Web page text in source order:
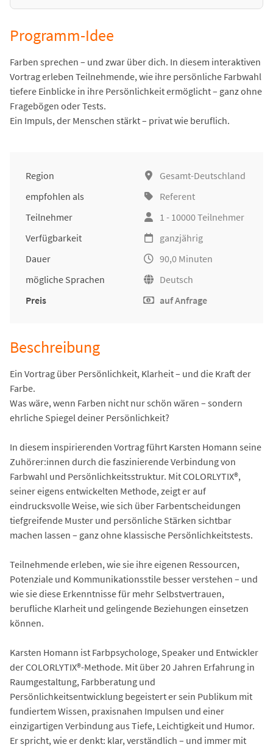
Programm-Idee
Farben sprechen – und zwar über dich. In diesem interaktiven
Vortrag erleben Teilnehmende, wie ihre persönliche Farbwahl
tiefere Einblicke in ihre Persönlichkeit ermöglicht – ganz ohne
Fragebögen oder Tests.
Ein Impuls, der Menschen stärkt – privat wie beruflich.
Region
Gesamt-Deutschland
empfohlen als
Referent
Teilnehmer
1 - 10000 Teilnehmer
Verfügbarkeit
ganzjährig
Dauer
90,0 Minuten
mögliche Sprachen
Deutsch
Preis
auf Anfrage
Beschreibung
Ein Vortrag über Persönlichkeit, Klarheit – und die Kraft der
Farbe.
Was wäre, wenn Farben nicht nur schön wären – sondern
ehrliche Spiegel deiner Persönlichkeit?
In diesem inspirierenden Vortrag führt Karsten Homann seine
Zuhörer:innen durch die faszinierende Verbindung von
Farbwahl und Persönlichkeitsstruktur. Mit COLORLYTIX®,
seiner eigens entwickelten Methode, zeigt er auf
eindrucksvolle Weise, wie sich über Farbentscheidungen
tiefgreifende Muster und persönliche Stärken sichtbar
machen lassen – ganz ohne klassische Persönlichkeitstests.
Teilnehmende erleben, wie sie ihre eigenen Ressourcen,
Potenziale und Kommunikationsstile besser verstehen – und
wie sie diese Erkenntnisse für mehr Selbstvertrauen,
berufliche Klarheit und gelingende Beziehungen einsetzen
können.
Karsten Homann ist Farbpsychologe, Speaker und Entwickler
der COLORLYTIX®-Methode. Mit über 20 Jahren Erfahrung in
Raumgestaltung, Farbberatung und
Persönlichkeitsentwicklung begeistert er sein Publikum mit
fundiertem Wissen, praxisnahen Impulsen und einer
einzigartigen Verbindung aus Tiefe, Leichtigkeit und Humor.
Er spricht, wie er denkt: klar, verständlich – und immer mit